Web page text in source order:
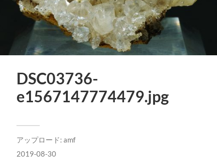
DSC03736-
e1567147774479.jpg
アップロード: amf
2019-08-30